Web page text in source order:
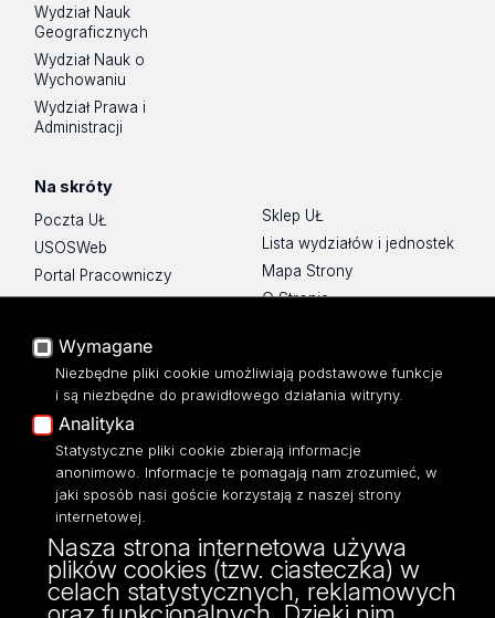
Wydział Nauk
Geograficznych
Wydział Nauk o
Wychowaniu
Wydział Prawa i
Administracji
Na skróty
Poczta UŁ
USOSWeb
Portal Pracowniczy
Baza Aktów Własnych
Moodle
Eksperci UŁ
Polityka Prywatności
Dostępność
Sklep UŁ
Lista wydziałów i jednostek
Mapa Strony
O Stronie
ul. Narutowicza 68, 90-136 Łódź
NIP: 724 000 32 43
Adres do doręczeń elektronicznych (ADE):
Wymagane
Niezbędne pliki cookie umożliwiają podstawowe funkcje
i są niezbędne do prawidłowego działania witryny.
Analityka
Statystyczne pliki cookie zbierają informacje
anonimowo. Informacje te pomagają nam zrozumieć, w
jaki sposób nasi goście korzystają z naszej strony
internetowej.
Nasza strona internetowa używa
plików cookies (tzw. ciasteczka) w
celach statystycznych, reklamowych